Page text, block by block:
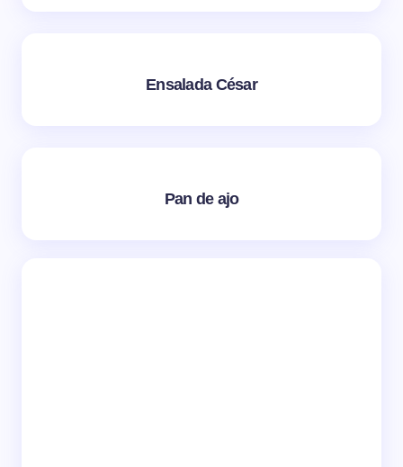
Ensalada César
Pan de ajo